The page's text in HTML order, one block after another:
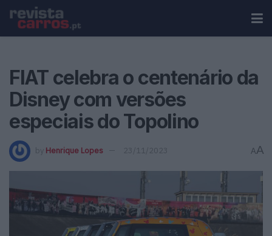
FIAT celebra o centenário da
Disney com versões
especiais do Topolino
by Henrique Lopes 23/11/2023 AA